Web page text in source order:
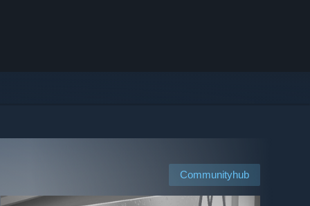
Communityhub